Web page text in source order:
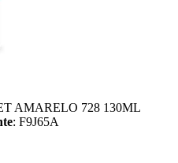
AMARELO 728 130ML
: F9J65A